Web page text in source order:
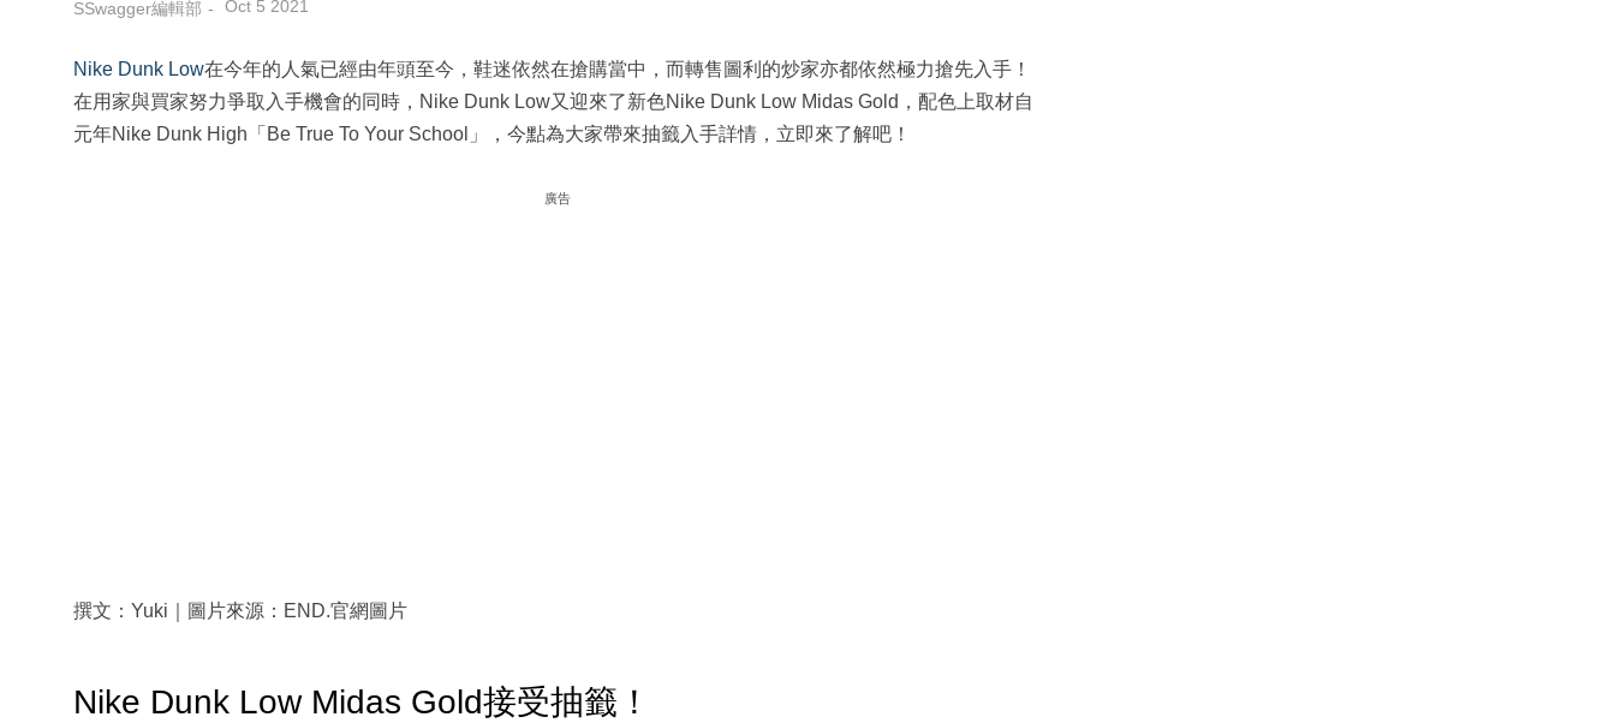
SSwagger編輯部 Oct 5 2021
Nike Dunk Low在今年的人氣已經由年頭至今，鞋迷依然在搶購當中，而轉售圖利的炒家亦都依然極力搶先入手！
在用家與買家努力爭取入手機會的同時，Nike Dunk Low又迎來了新色Nike Dunk Low Midas Gold，配色上取材自
元年Nike Dunk High「Be True To Your School」，今點為大家帶來抽籤入手詳情，立即來了解吧！
廣告
撰文：Yuki｜圖片來源：END.官網圖片
Nike Dunk Low Midas Gold接受抽籤！